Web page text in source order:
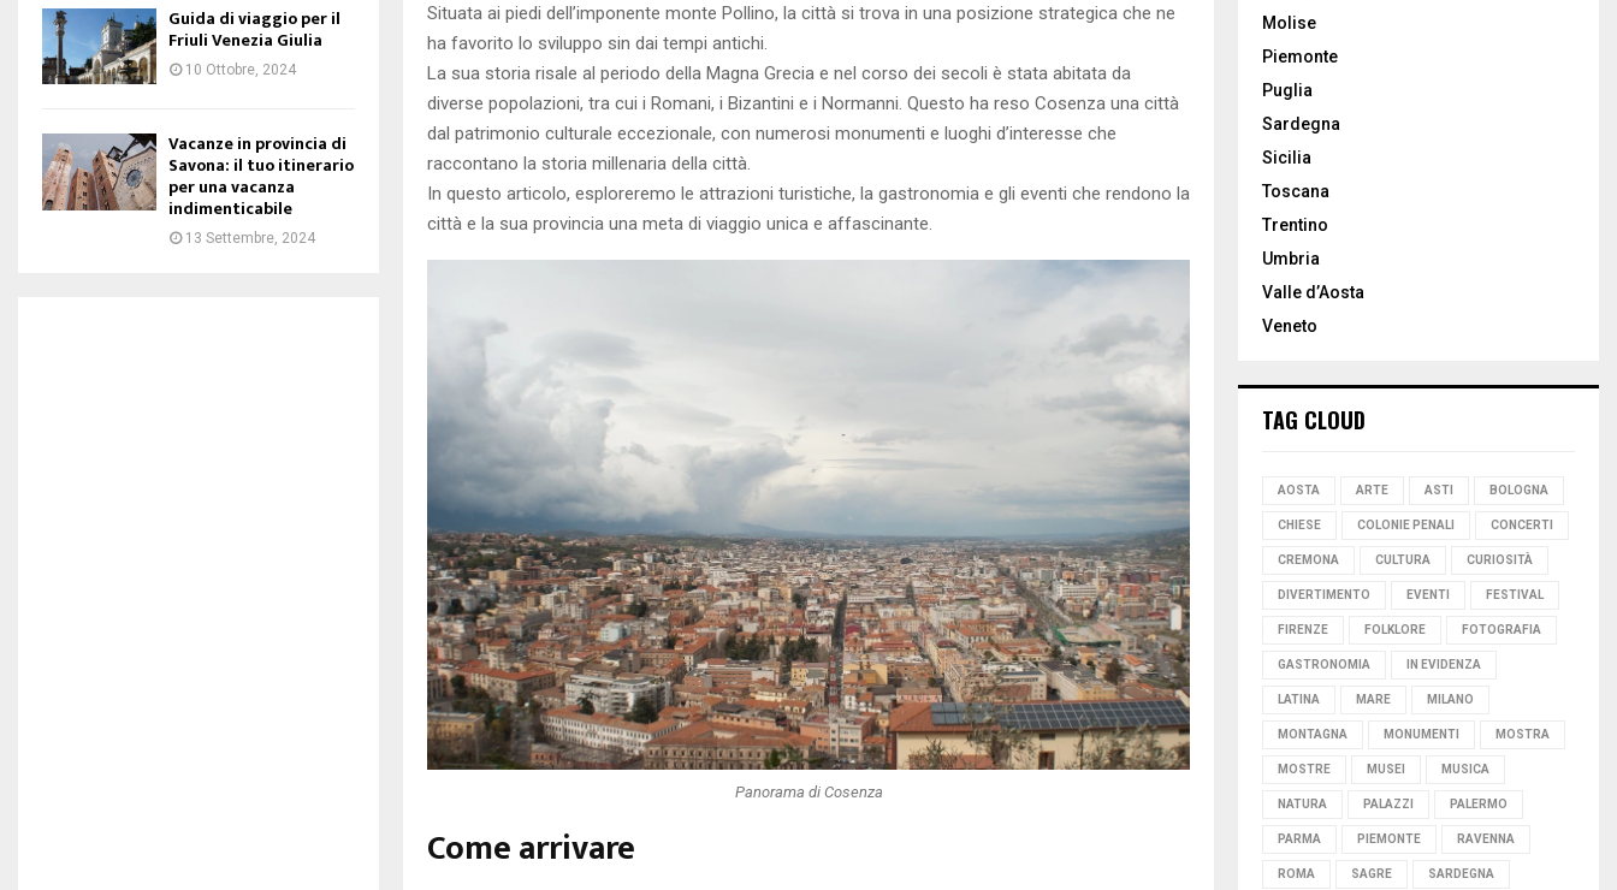
Situata ai piedi dell’imponente monte Pollino, la città si trova in una posizione strategica che ne
ha favorito lo sviluppo sin dai tempi antichi.
La sua storia risale al periodo della Magna Grecia e nel corso dei secoli è stata abitata da
diverse popolazioni, tra cui i Romani, i Bizantini e i Normanni. Questo ha reso Cosenza una città
dal patrimonio culturale eccezionale, con numerosi monumenti e luoghi d’interesse che
raccontano la storia millenaria della città.
In questo articolo, esploreremo le attrazioni turistiche, la gastronomia e gli eventi che rendono la
città e la sua provincia una meta di viaggio unica e affascinante.
Panorama di Cosenza
Come arrivare
Guida di viaggio per il
Friuli Venezia Giulia
10 Ottobre, 2024
Vacanze in provincia di
Savona: il tuo itinerario
per una vacanza
indimenticabile
13 Settembre, 2024
Molise
Piemonte
Puglia
Sardegna
Sicilia
Toscana
Trentino
Umbria
Valle d’Aosta
Veneto
TAG CLOUD
AOSTA ARTE ASTI BOLOGNA
CHIESE COLONIE PENALI CONCERTI
CREMONA CULTURA CURIOSITÀ
DIVERTIMENTO EVENTI FESTIVAL
FIRENZE FOLKLORE FOTOGRAFIA
GASTRONOMIA IN EVIDENZA
LATINA MARE MILANO
MONTAGNA MONUMENTI MOSTRA
MOSTRE MUSEI MUSICA
NATURA PALAZZI PALERMO
PARMA PIEMONTE RAVENNA
ROMA SAGRE SARDEGNA